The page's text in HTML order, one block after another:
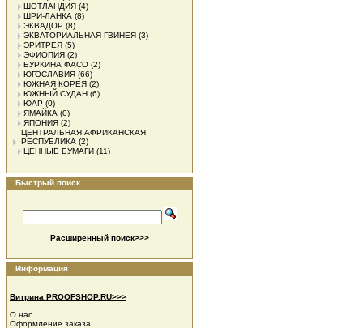
ШОТЛАНДИЯ (4)
ШРИ-ЛАНКА (8)
ЭКВАДОР (8)
ЭКВАТОРИАЛЬНАЯ ГВИНЕЯ (3)
ЭРИТРЕЯ (5)
ЭФИОПИЯ (2)
БУРКИНА ФАСО (2)
ЮГОСЛАВИЯ (66)
ЮЖНАЯ КОРЕЯ (2)
ЮЖНЫЙ СУДАН (6)
ЮАР (0)
ЯМАЙКА (0)
ЯПОНИЯ (2)
ЦЕНТРАЛЬНАЯ АФРИКАНСКАЯ
РЕСПУБЛИКА (2)
ЦЕННЫЕ БУМАГИ (11)
Быстрый поиск
Расширенный поиск>>>
Информация
Витрина PROOFSHOP.RU>>>
О нас
Оформление заказа